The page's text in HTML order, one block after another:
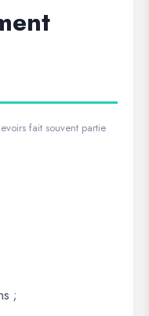
fait souvent partie
;